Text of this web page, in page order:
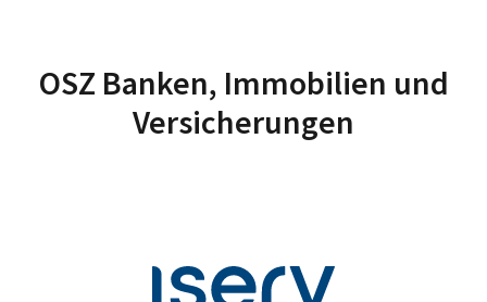
OSZ Banken, Immobilien und
Versicherungen